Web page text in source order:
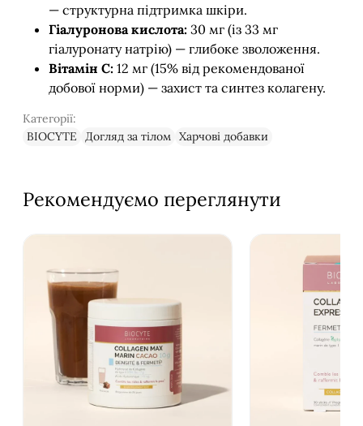
— структурна підтримка шкіри.
Гіалуронова кислота: 30 мг (із 33 мг
гіалуронату натрію) — глибоке зволоження.
Вітамін С: 12 мг (15% від рекомендованої
добової норми) — захист та синтез колагену.
Категорії:
BIOCYTE
Догляд за тілом Харчові добавки
Рекомендуємо переглянути